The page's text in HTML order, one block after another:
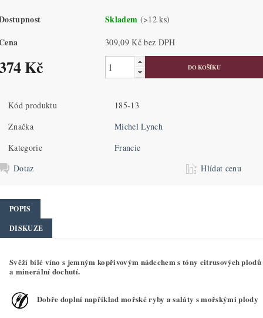
Skladem (>12 ks)
309,09 Kč bez DPH
Kč
Kód produktu
185-13
Značka
Michel Lynch
Kategorie
Francie
Dotaz
Hlídat cenu
POPIS
DISKUZE
Svěží bílé víno s jemným kopřivovým nádechem s tóny citrusových plodů
a minerální dochutí.
Dobře doplní například mořské ryby a saláty s mořskými plody